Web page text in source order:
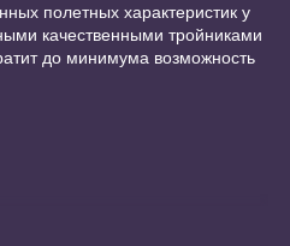
полетных характеристик у
качественными тройниками
до минимума возможность